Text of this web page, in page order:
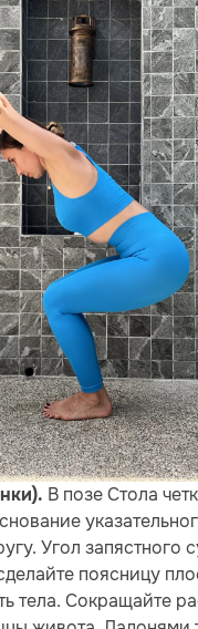
В позе Стола
Угол
поясницу
тела. Сокращайте